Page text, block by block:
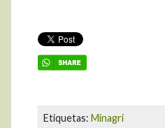
Etiquetas: Minagri